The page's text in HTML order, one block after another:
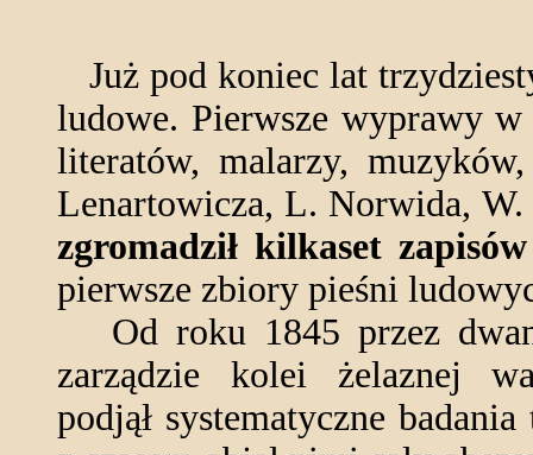
Już pod koniec lat
ludowe. Pierwsze wyprawy
literatów, malarzy,
Lenartowicza, L. Norwida,
zgromadził kilkaset
pierwsze zbiory pieśni
Od roku 1845 przez
zarządzie kolei żelaznej
podjął systematyczne